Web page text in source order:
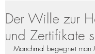
Der Wille zur
und Zertifikate
Manchmal begegnet